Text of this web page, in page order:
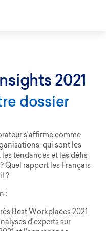
2021
dossier
s'affirme comme
qui sont les
tendances et les défis
Quel rapport les Français
?
:
Best Workplaces 2021
d'experts sur